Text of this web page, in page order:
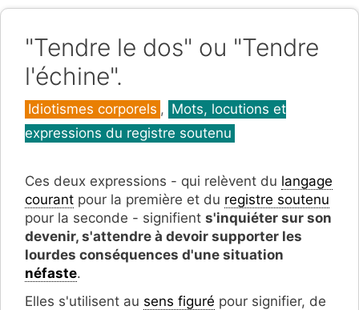
"Tendre le dos" ou "Tendre
l'échine".
Catégories
Idiotismes corporels , Mots, locutions et
expressions du registre soutenu
Ces deux expressions - qui relèvent du langage
courant pour la première et du registre soutenu
pour la seconde - signifient s'inquiéter sur son
devenir, s'attendre à devoir supporter les
lourdes conséquences d'une situation
néfaste.
Elles s'utilisent au sens figuré pour signifier, de